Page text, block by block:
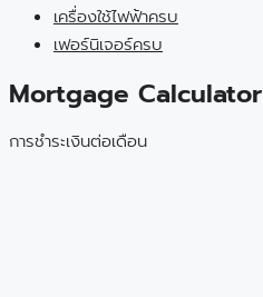
เครื่องใช้ไฟฟ้าครบ
เฟอร์นิเจอร์ครบ
Mortgage Calculator
การชำระเงินต่อเดือน